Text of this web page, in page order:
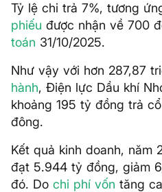
Tỷ lệ chi trả 7%, tương
phiếu được nhận về 700
toán 31/10/2025.
Như vậy với hơn 287,87
hành, Điện lực Dầu khí
khoảng 195 tỷ đồng trả
đông.
Kết quả kinh doanh, năm
đạt 5.944 tỷ đồng, giảm
đó. Do chi phí vốn tăng